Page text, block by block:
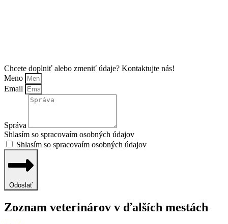
Chcete doplniť alebo zmeniť údaje? Kontaktujte nás!
Meno
Email
Správa
Shlasím so spracovaím osobných údajov
Shlasím so spracovaím osobných údajov
Odoslať
Zoznam veterinárov v ďalších mestách